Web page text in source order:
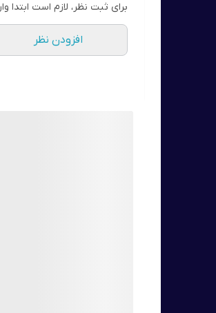
بدون تغییر یا از بین رفتن
بدون خشک شدن
برای ثبت نظر، لازم است ابتدا
افزودن نظر